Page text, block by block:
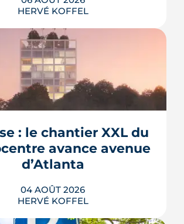
HERVÉ KOFFEL
et dernière phase de
Andromède doit livrer
logements à partir de
cisticole des joncs, contraint
le plan d'aménagement et
un calendrier déjà tendu.
LIRE L'ARTICLE
: le chantier XXL du
avance avenue
d’Atlanta
04 AOÛT 2026
HERVÉ KOFFEL